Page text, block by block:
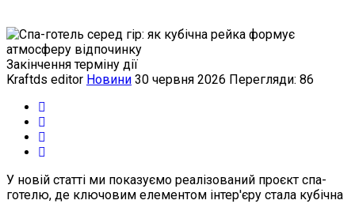
Закінчення терміну дії
Kraftds editor Новини 30 червня 2026 Перегляди: 86
У новій статті ми показуємо реалізований проєкт спа-
готелю, де ключовим елементом інтер'єру стала кубічна